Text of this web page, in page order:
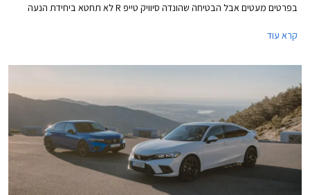
בפרטים מעטים אבל הבטיחה שהונדה סיוויק טייפ R לא תחטא ביחידת הנעה
קרא עוד